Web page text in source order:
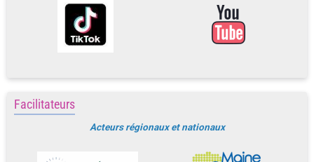
Facilitateurs
Acteurs régionaux et nationaux